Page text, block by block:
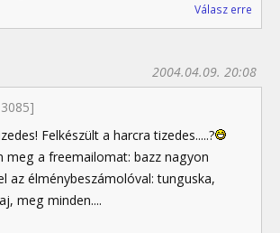
Válasz erre
2004.04.09. 20:08
Felkészült a harcra tizedes.....?
meg a freemailomat: bazz nagyon
az élménybeszámolóval: tunguska,
meg minden....